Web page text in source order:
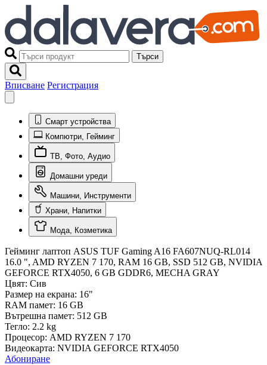
Търси
Вписване Регистрация
Смарт устройства
Компютри, Гейминг
ТВ, Фото, Аудио
Домашни уреди
Машини, Инструменти
Храни, Напитки
Мода, Козметика
Гейминг лаптоп ASUS TUF Gaming A16 FA607NUQ-RL014
16.0 ", AMD RYZEN 7 170, RAM 16 GB, SSD 512 GB, NVIDIA
GEFORCE RTX4050, 6 GB GDDR6, MECHA GRAY
Цвят: Сив
Размер на екрана: 16"
RAM памет: 16 GB
Вътрешна памет: 512 GB
Тегло: 2.2 kg
Процесор: AMD RYZEN 7 170
Видеокарта: NVIDIA GEFORCE RTX4050
Абониране